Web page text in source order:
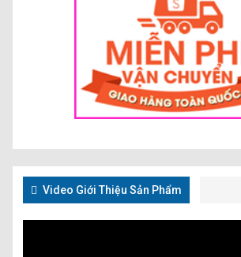
Video Giới Thiệu Sản Phẩm